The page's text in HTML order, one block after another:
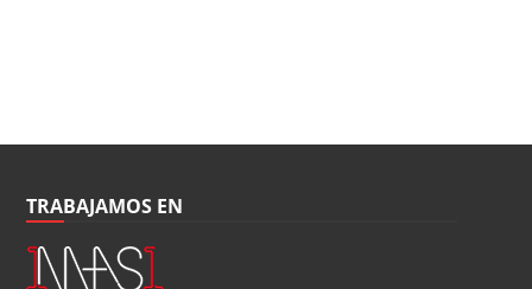
TRABAJAMOS EN